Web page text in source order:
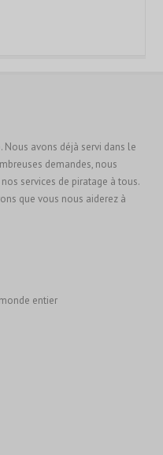
Nous avons déjà servi dans le
demandes, nous
services de piratage à tous.
que vous nous aiderez à
entier
中文
中文